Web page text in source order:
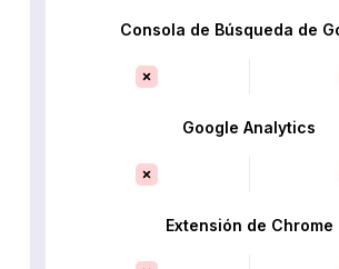
Consola de Búsqueda de
Google Analytics
Extensión de Chrome